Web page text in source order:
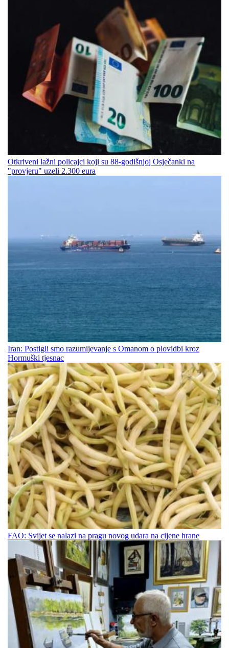
Otkriveni lažni policajci koji su 88-godišnjoj Osječanki na
"provjeru" uzeli 2.300 eura
Iran: Postigli smo razumijevanje s Omanom o plovidbi kroz
Hormuški tjesnac
FAO: Svijet se nalazi na pragu novog udara na cijene hrane